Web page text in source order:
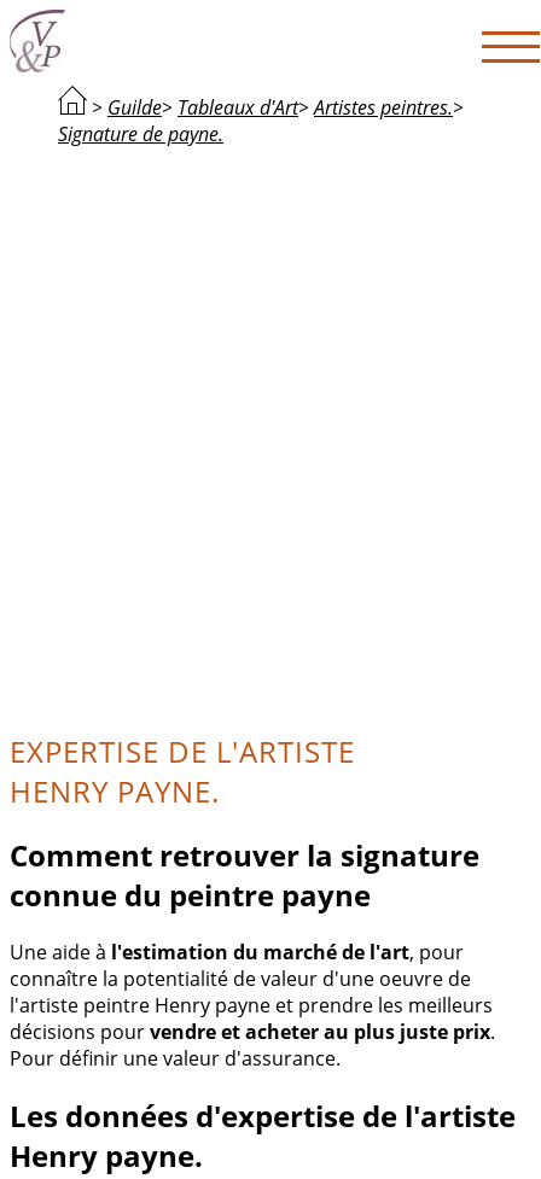
> Guilde> Tableaux d'Art>Artistes peintres.>
Signature de payne.
EXPERTISE DE L'ARTISTE
HENRY PAYNE.
Comment retrouver la signature
connue du peintre payne
Une aide à l'estimation du marché de l'art, pour
connaître la potentialité de valeur d'une oeuvre de
l'artiste peintre Henry payne et prendre les meilleurs
décisions pourvendre et acheter au plus juste prix.
Pour définir une valeur d'assurance.
Les données d'expertise de l'artiste
Henry payne.